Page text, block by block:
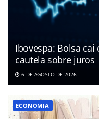
Ibovespa: Bolsa
cautela sobre juros
6 DE AGOSTO DE 2026
ECONOMIA